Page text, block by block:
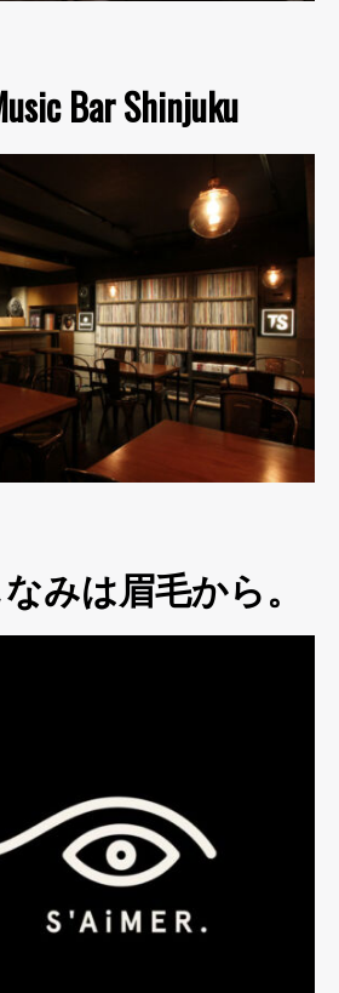
Bar Shinjuku
みは眉毛から。